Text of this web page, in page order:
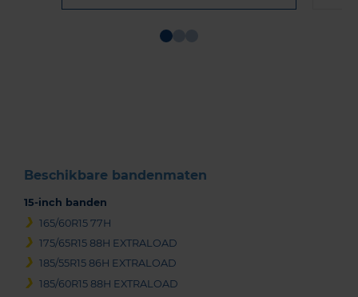
Beschikbare bandenmaten
15-inch banden
165/60R15 77H
175/65R15 88H EXTRALOAD
185/55R15 86H EXTRALOAD
185/60R15 88H EXTRALOAD